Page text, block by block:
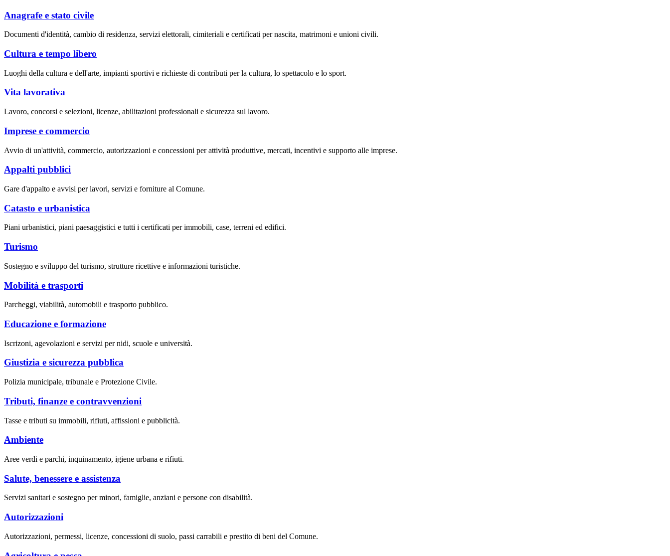
Anagrafe e stato civile
Documenti d'identità, cambio di residenza, servizi elettorali, cimiteriali e certificati per nascita, matrimoni e unioni civili.
Cultura e tempo libero
Luoghi della cultura e dell'arte, impianti sportivi e richieste di contributi per la cultura, lo spettacolo e lo sport.
Vita lavorativa
Lavoro, concorsi e selezioni, licenze, abilitazioni professionali e sicurezza sul lavoro.
Imprese e commercio
Avvio di un'attività, commercio, autorizzazioni e concessioni per attività produttive, mercati, incentivi e supporto alle imprese.
Appalti pubblici
Gare d'appalto e avvisi per lavori, servizi e forniture al Comune.
Catasto e urbanistica
Piani urbanistici, piani paesaggistici e tutti i certificati per immobili, case, terreni ed edifici.
Turismo
Sostegno e sviluppo del turismo, strutture ricettive e informazioni turistiche.
Mobilità e trasporti
Parcheggi, viabilità, automobili e trasporto pubblico.
Educazione e formazione
Iscrizoni, agevolazioni e servizi per nidi, scuole e università.
Giustizia e sicurezza pubblica
Polizia municipale, tribunale e Protezione Civile.
Tributi, finanze e contravvenzioni
Tasse e tributi su immobili, rifiuti, affissioni e pubblicità.
Ambiente
Aree verdi e parchi, inquinamento, igiene urbana e rifiuti.
Salute, benessere e assistenza
Servizi sanitari e sostegno per minori, famiglie, anziani e persone con disabilità.
Autorizzazioni
Autorizzazioni, permessi, licenze, concessioni di suolo, passi carrabili e prestito di beni del Comune.